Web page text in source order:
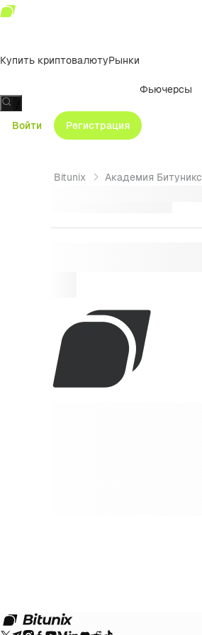
Купить криптовалютуРынки
Фьючерсы
Войти
Регистрация
Bitunix Академия Битуникс